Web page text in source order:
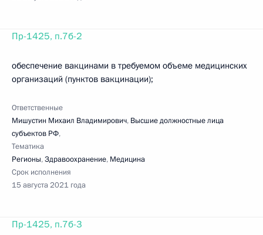
Пр-1425, п.7б-2
обеспечение вакцинами в требуемом объеме медицинских
организаций (пунктов вакцинации);
Ответственные
Мишустин Михаил Владимирович, Высшие должностные лица
субъектов РФ,
Тематика
Регионы,Здравоохранение, Медицина
Срок исполнения
15 августа 2021 года
Пр-1425, п.7б-3